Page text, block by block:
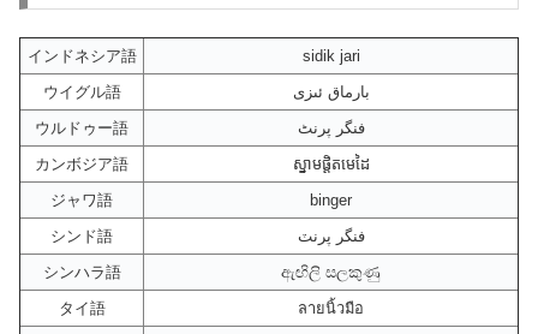
インドネシア語
sidik jari
ウイグル語
بارماق ئىزى
ウルドゥー語
فنگر پرنٹ
カンボジア語
ស្នាមផ្ដិតមេដៃ
ジャワ語
binger
シンド語
فنگر پرنٽ
シンハラ語
ඇඟිලි සලකුණු
タイ語
ลายนิ้วมือ